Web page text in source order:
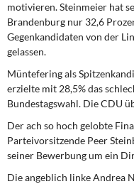
motivieren. Steinmeier hat
Brandenburg nur 32,6
Gegenkandidaten von der
gelassen.
Müntefering als
erzielte mit 28,5% das
Bundestagswahl. Die CDU
Der ach so hoch gelobte
Parteivorsitzende Peer
seiner Bewerbung um ein
Die angeblich linke Andrea